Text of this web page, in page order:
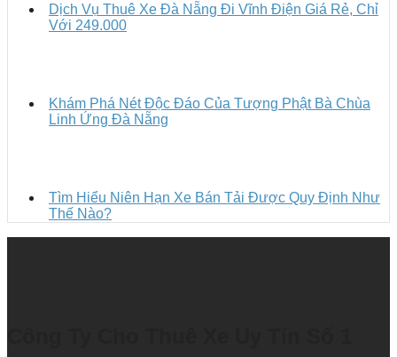
Dịch Vụ Thuê Xe Đà Nẵng Đi Vĩnh Điện Giá Rẻ, Chỉ
Với 249.000
Khám Phá Nét Độc Đáo Của Tượng Phật Bà Chùa
Linh Ứng Đà Nẵng
Tìm Hiểu Niên Hạn Xe Bán Tải Được Quy Định Như
Thế Nào?